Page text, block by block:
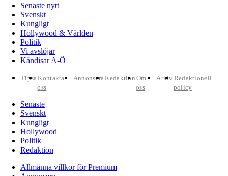
Senaste nytt
Svenskt
Kungligt
Hollywood & Världen
Politik
Vi avslöjar
Kändisar A-Ö
TipsaKontakta
oss
AnnonseraRedaktion Om
oss
Arkiv Redaktionell
policy
Senaste
Svenskt
Kungligt
Hollywood
Politik
Redaktion
Allmänna villkor för Premium